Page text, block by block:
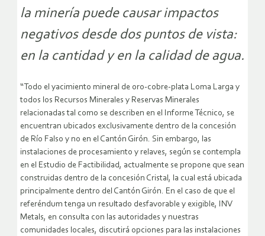
la minería puede causar impactos
negativos desde dos puntos de vista:
en la cantidad y en la calidad de agua.
“Todo el yacimiento mineral de oro-cobre-plata Loma Larga y
todos los Recursos Minerales y Reservas Minerales
relacionadas tal como se describen en el Informe Técnico, se
encuentran ubicados exclusivamente dentro de la concesión
de Río Falso y no en el Cantón Girón. Sin embargo, las
instalaciones de procesamiento y relaves, según se contempla
en el Estudio de Factibilidad, actualmente se propone que sean
construidas dentro de la concesión Cristal, la cual está ubicada
principalmente dentro del Cantón Girón. En el caso de que el
referéndum tenga un resultado desfavorable y exigible, INV
Metals, en consulta con las autoridades y nuestras
comunidades locales, discutirá opciones para las instalaciones